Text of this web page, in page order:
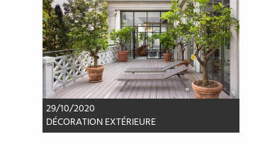
29/10/2020
DÉCORATION EXTÉRIEURE